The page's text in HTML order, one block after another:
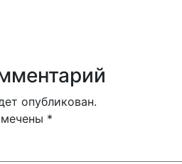
опубликован.
*